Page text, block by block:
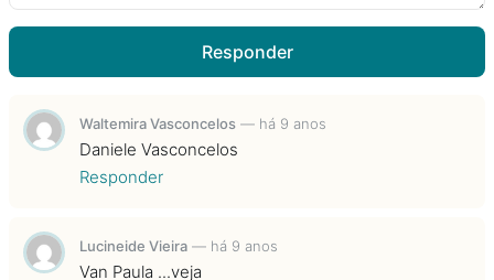
Responder
Waltemira Vasconcelos — há 9 anos
Daniele Vasconcelos
Responder
Lucineide Vieira — há 9 anos
Van Paula ...veja